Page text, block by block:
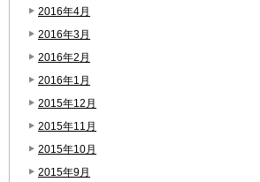
2016年4月
2016年3月
2016年2月
2016年1月
2015年12月
2015年11月
2015年10月
2015年9月